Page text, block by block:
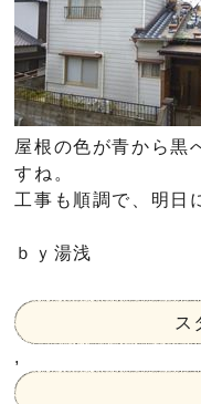
屋根の色が青から黒
すね。
工事も順調で、明日
ｂｙ湯浅
ス
,